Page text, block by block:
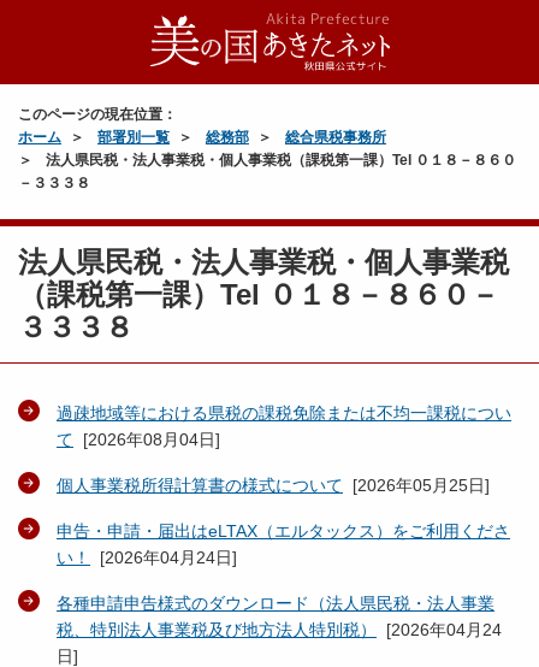
このページの現在位置：
ホーム
部署別一覧 総務部
総合県税事務所
法人県民税・法人事業税・個人事業税（課税第一課）Tel ０１８－８６０
－３３３８
法人県民税・法人事業税・個人事業税
（課税第一課）Tel ０１８－８６０－
３３３８
過疎地域等における県税の課税免除または不均一課税につい
て [2026年08月04日]
個人事業税所得計算書の様式について [2026年05月25日]
申告・申請・届出はeLTAX（エルタックス）をご利用くださ
い！
[2026年04月24日]
各種申請申告様式のダウンロード（法人県民税・法人事業
税、特別法人事業税及び地方法人特別税）
[2026年04月24
日]